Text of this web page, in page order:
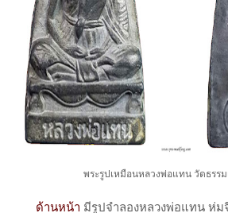
พระรูปเหมือนหลวงพ่อแทน วัดธรร
ด้านหน้า มีรูปจำลองหลวงพ่อแทน ห่